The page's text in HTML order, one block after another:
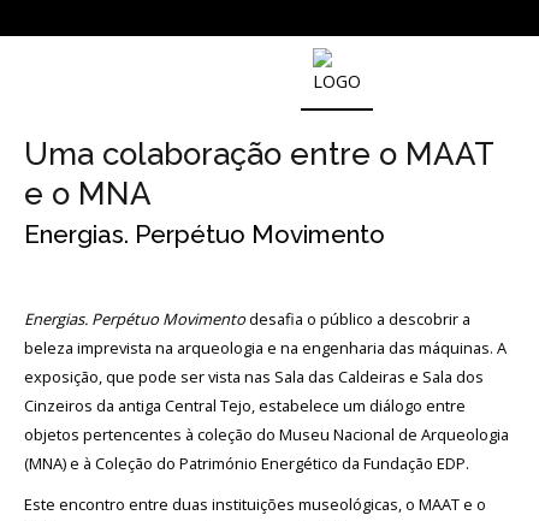
Permanentes
Temporárias
com
do
MNA
Histórico
Uma colaboração entre o MAAT
e o MNA
Energias. Perpétuo Movimento
Energias. Perpétuo Movimentodesafia o público a descobrir a
beleza imprevista na arqueologia e na engenharia das máquinas. A
exposição, que pode ser vista nas Sala das Caldeiras e Sala dos
Cinzeiros da antiga Central Tejo, estabelece um diálogo entre
objetos pertencentes à coleção do Museu Nacional de Arqueologia
(MNA) e à Coleção do Património Energético da Fundação EDP.
Este encontro entre duas instituições museológicas, o MAAT e o